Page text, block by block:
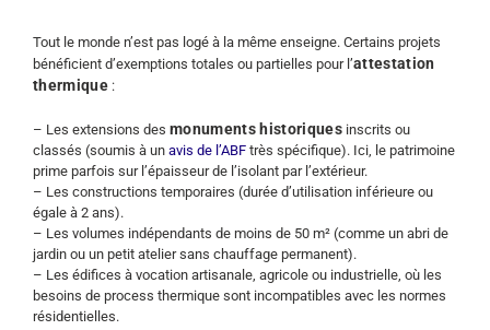
Tout le monde n’est pas logé à la même enseigne. Certains projets
bénéficient d’exemptions totales ou partielles pour l’attestation
thermique :
– Les extensions des monuments historiques inscrits ou
classés (soumis à un avis de l’ABF très spécifique). Ici, le patrimoine
prime parfois sur l’épaisseur de l’isolant par l’extérieur.
– Les constructions temporaires (durée d’utilisation inférieure ou
égale à 2 ans).
– Les volumes indépendants de moins de 50 m² (comme un abri de
jardin ou un petit atelier sans chauffage permanent).
– Les édifices à vocation artisanale, agricole ou industrielle, où les
besoins de process thermique sont incompatibles avec les normes
résidentielles.